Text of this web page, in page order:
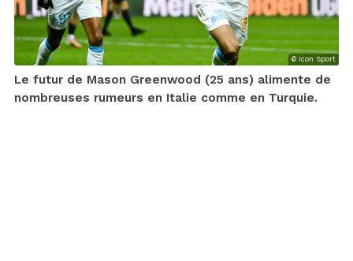
© Icon Sport
Le futur de Mason Greenwood (25 ans) alimente de
nombreuses rumeurs en Italie comme en Turquie.